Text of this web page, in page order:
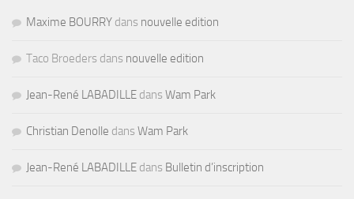
Maxime BOURRY dans nouvelle edition
Taco Broeders dans nouvelle edition
Jean-René LABADILLE dans Wam Park
Christian Denolle dans Wam Park
Jean-René LABADILLE dans Bulletin d’inscription